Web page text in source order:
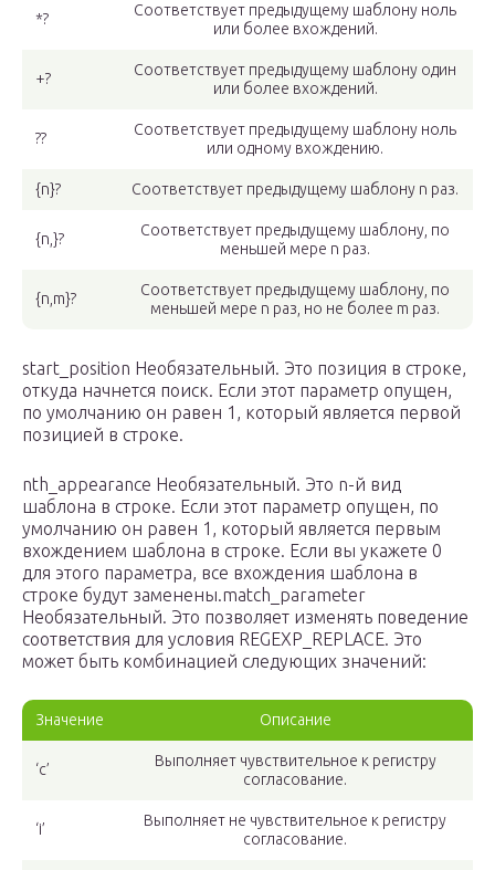
*?
Соответствует предыдущему шаблону ноль
или более вхождений.
+?
Соответствует предыдущему шаблону один
или более вхождений.
??
Соответствует предыдущему шаблону ноль
или одному вхождению.
{n}? Соответствует предыдущему шаблону n раз.
{n,}?
Соответствует предыдущему шаблону, по
меньшей мере n раз.
{n,m}?
Соответствует предыдущему шаблону, по
меньшей мере n раз, но не более m раз.
start_position Необязательный. Это позиция в строке,
откуда начнется поиск. Если этот параметр опущен,
по умолчанию он равен 1, который является первой
позицией в строке.
nth_appearance Необязательный. Это n-й вид
шаблона в строке. Если этот параметр опущен, по
умолчанию он равен 1, который является первым
вхождением шаблона в строке. Если вы укажете 0
для этого параметра, все вхождения шаблона в
строке будут заменены.match_parameter
Необязательный. Это позволяет изменять поведение
соответствия для условия REGEXP_REPLACE. Это
может быть комбинацией следующих значений:
Значение Описание
‘c’
Выполняет чувствительное к регистру
согласование.
‘i’
Выполняет не чувствительное к регистру
согласование.